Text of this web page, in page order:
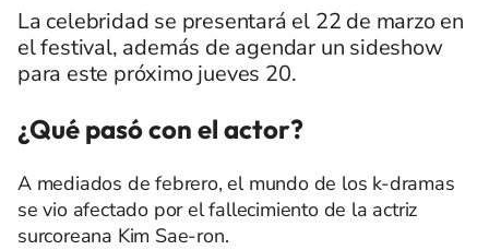
La celebridad se presentará el 22 de marzo en
el festival, además de agendar un sideshow
para este próximo jueves 20.
¿Qué pasó con el actor?
A mediados de febrero, el mundo de los k-dramas
se vio afectado por el fallecimiento de la actriz
surcoreana Kim Sae-ron.